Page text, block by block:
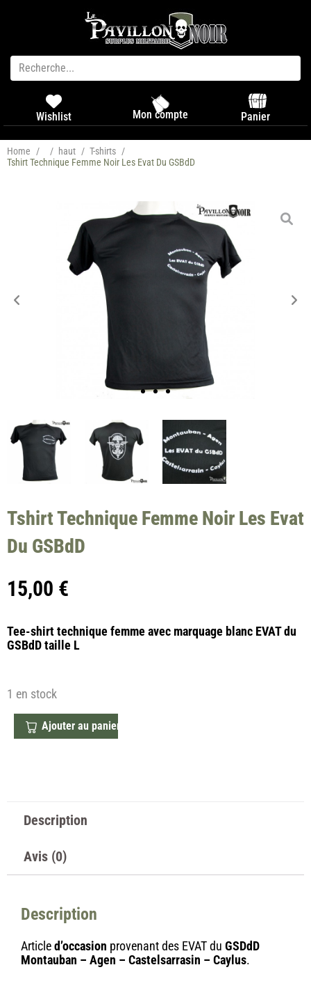
Wishlist Mon compte Panier
Home / / haut / T-shirts /
Tshirt Technique Femme Noir Les Evat Du GSBdD
Tshirt Technique Femme Noir Les Evat
Du GSBdD
15,00 €
Tee-shirt technique femme avec marquage blanc EVAT du
GSBdD taille L
1 en stock
Ajouter au panier
Description
Avis (0)
Description
Articled’occasion provenant des EVAT du GSDdD
Montauban – Agen – Castelsarrasin – Caylus.